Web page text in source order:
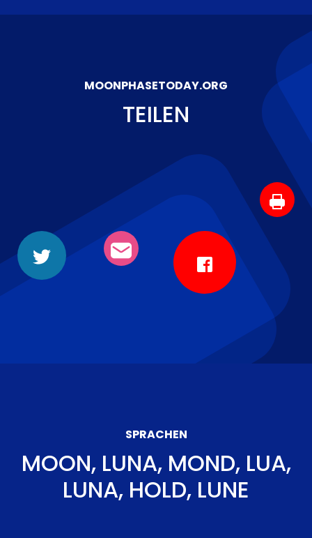
MOONPHASETODAY.ORG
TEILEN
SPRACHEN
MOON, LUNA, MOND, LUA,
LUNA, HOLD, LUNE